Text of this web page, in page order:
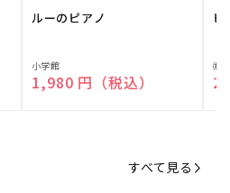
ルーのピアノ
販
売
小学館
通常価格
1,980 円（税込）
ピ
販
売
㈱
すべて見る